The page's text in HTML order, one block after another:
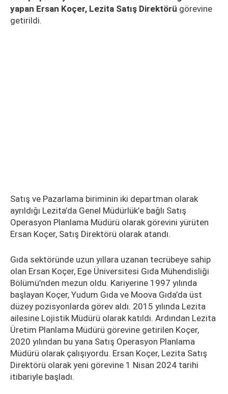
yapan Ersan Koçer, Lezita Satış Direktörü görevine
getirildi.
Satış ve Pazarlama biriminin iki departman olarak
ayrıldığı Lezita’da Genel Müdürlük’e bağlı Satış
Operasyon Planlama Müdürü olarak görevini yürüten
Ersan Koçer, Satış Direktörü olarak atandı.
Gıda sektöründe uzun yıllara uzanan tecrübeye sahip
olan Ersan Koçer, Ege Üniversitesi Gıda Mühendisliği
Bölümü’nden mezun oldu. Kariyerine 1997 yılında
başlayan Koçer, Yudum Gıda ve Moova Gıda’da üst
düzey pozisyonlarda görev aldı. 2015 yılında Lezita
ailesine Lojistik Müdürü olarak katıldı. Ardından Lezita
Üretim Planlama Müdürü görevine getirilen Koçer,
2020 yılından bu yana Satış Operasyon Planlama
Müdürü olarak çalışıyordu. Ersan Koçer, Lezita Satış
Direktörü olarak yeni görevine 1 Nisan 2024 tarihi
itibariyle başladı.